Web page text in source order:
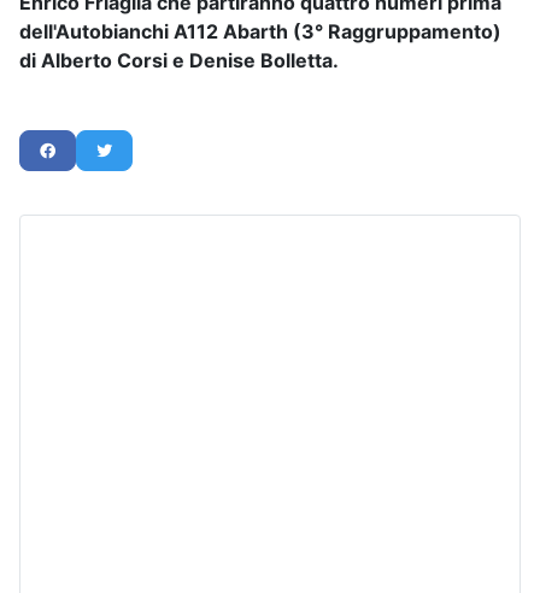
dell'Autobianchi A112 Abarth (3° Raggruppamento)
di Alberto Corsi e Denise Bolletta.